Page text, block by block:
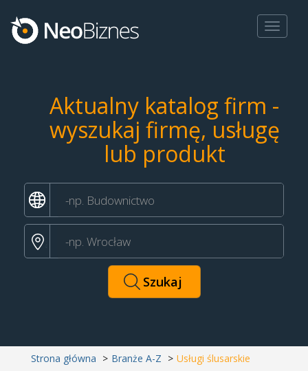
Toggle
Aktualny katalog firm -
wyszukaj firmę, usługę
lub produkt
Strona główna Branże A-Z Usługi ślusarskie